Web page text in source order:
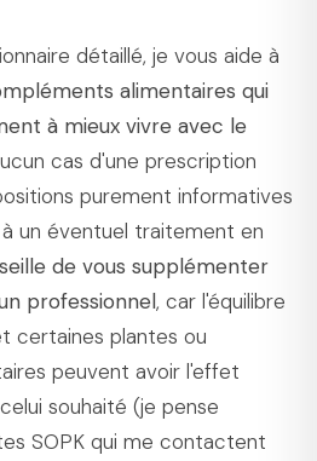
détaillé, je vous aide à
alimentaires qui
à mieux vivre avec le
cas d'une prescription
purement informatives
un éventuel traitement en
de vous supplémenter
professionnel, car l'équilibre
certaines plantes ou
peuvent avoir l'effet
souhaité (je pense
SOPK qui me contactent